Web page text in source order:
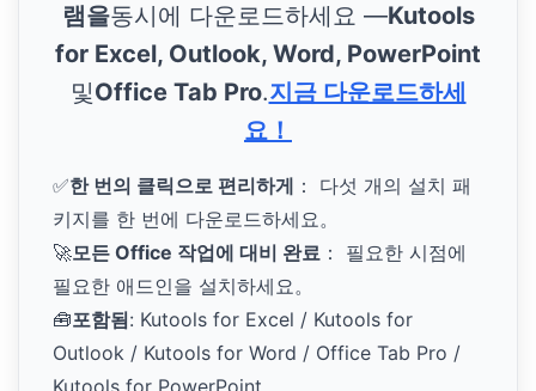
램을동시에 다운로드하세요 —Kutools
for Excel, Outlook, Word, PowerPoint
및Office Tab Pro.지금 다운로드하세
요！
✅한 번의 클릭으로 편리하게 ： 다섯 개의 설치 패
키지를 한 번에 다운로드하세요。
🚀모든 Office 작업에 대비 완료 ： 필요한 시점에
필요한 애드인을 설치하세요。
🧰포함됨: Kutools for Excel / Kutools for
Outlook / Kutools for Word / Office Tab Pro /